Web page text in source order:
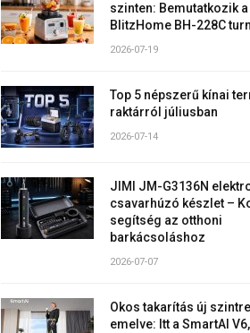
szinten: Bemutatkozik a
BlitzHome BH-228C
2026-07-19
Top 5 népszerű kínai
raktárról júliusban
2026-07-14
JIMI JM-G3136N
csavarhúzó készlet –
segítség az otthoni
barkácsoláshoz
2026-07-07
Okos takarítás új szintre
emelve: Itt a SmartAI